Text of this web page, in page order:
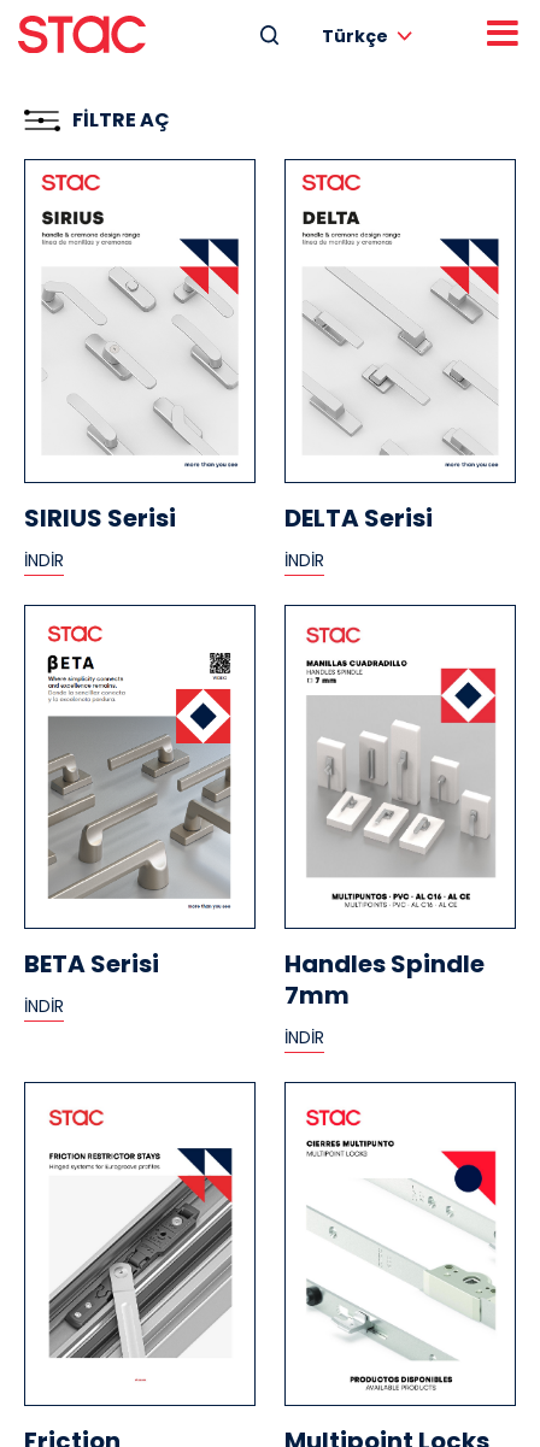
Türkçe
FİLTRE AÇ
SIRIUS Serisi
İNDİR
DELTA Serisi
İNDİR
BETA Serisi
İNDİR
Handles Spindle
7mm
İNDİR